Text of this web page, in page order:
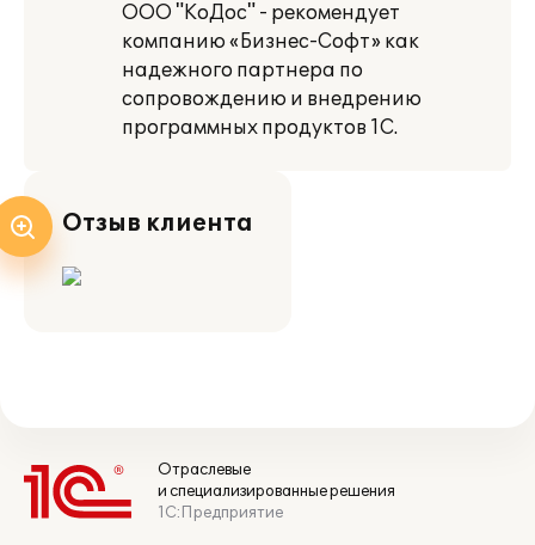
ООО "КоДос" - рекомендует
компанию «Бизнес-Софт» как
надежного партнера по
сопровождению и внедрению
программных продуктов 1С.
Отзыв клиента
Отраслевые
и специализированные решения
1С:Предприятие